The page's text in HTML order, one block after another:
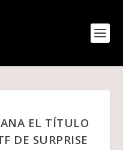
EL TÍTULO
DE SURPRISE